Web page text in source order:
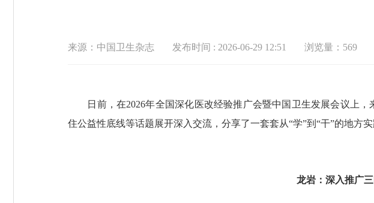
来源：中国卫生杂志 发布时间 : 2026-06-29 12:51 浏览量：569
日前，在2026年全国深化医改经验推广会暨中国卫生发展会议上，
住公益性底线等话题展开深入交流，分享了一套套从“学”到“干”的地方实
龙岩：深入推广